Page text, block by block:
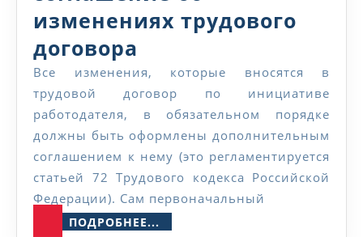
изменениях трудового
договора
последствия
для
работника
влечет
его
отказ
Все изменения, которые вносятся в
трудовой договор по инициативе
работодателя, в обязательном порядке
должны быть оформлены дополнительным
соглашением к нему (это регламентируется
статьей 72 Трудового кодекса Российской
Федерации). Сам первоначальный
ПОДРОБНЕЕ...